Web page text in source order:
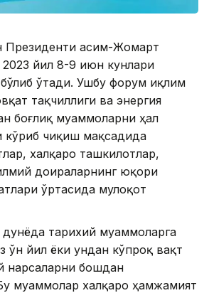
Президенти Қасим-Жомарт
2023 йил 8-9 июн кунлари
ўтади. Ушбу форум иқлим
тақчиллиги ва энергия
боғлиқ муаммоларни ҳал
кўриб чиқиш мақсадида
халқаро ташкилотлар,
доираларнинг юқори
ўртасида мулоқот
дунёда тарихий муаммоларга
ўн йил ёки ундан кўпроқ вақт
нарсаларни бошдан
муаммолар халқаро ҳамжамият